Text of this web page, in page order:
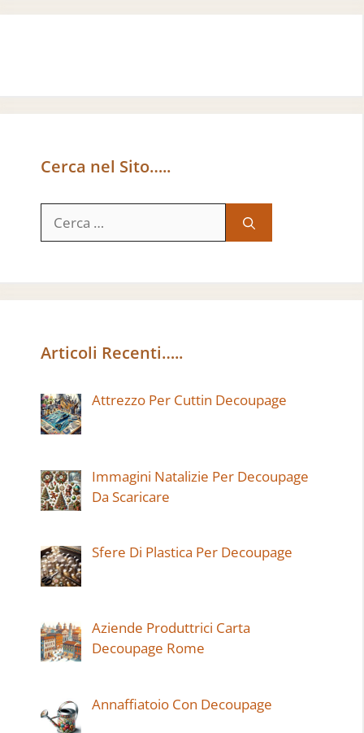
Cerca nel Sito…..
per:
Articoli Recenti…..
Attrezzo Per Cuttin Decoupage
Immagini Natalizie Per Decoupage
Da Scaricare
Sfere Di Plastica Per Decoupage
Aziende Produttrici Carta
Decoupage Rome
Annaffiatoio Con Decoupage